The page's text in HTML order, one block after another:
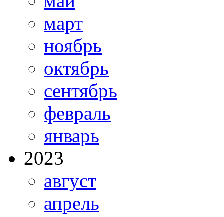
март
ноябрь
октябрь
сентябрь
февраль
январь
2023
август
апрель